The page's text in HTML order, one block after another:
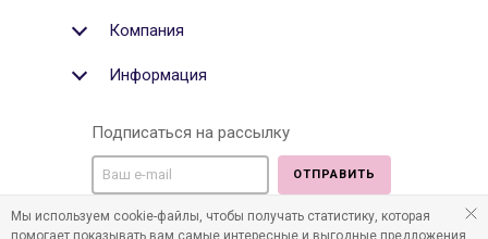
Компания
Информация
Подписаться на рассылку
ОТПРАВИТЬ
Мы в социальных медиа:
Мы используем cookie-файлы, чтобы получать статистику, которая
помогает показывать вам самые интересные и выгодные предложения.